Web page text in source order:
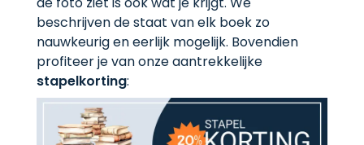
beschrijven de staat van elk boek zo
nauwkeurig en eerlijk mogelijk. Bovendien
profiteer je van onze aantrekkelijke
stapelkorting: